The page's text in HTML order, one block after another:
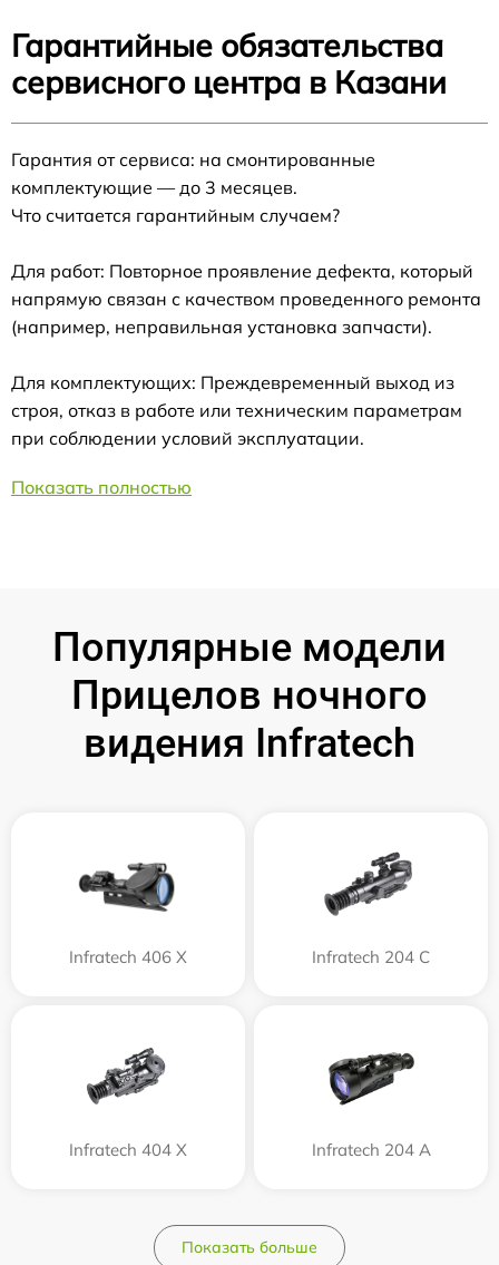
Гарантийные обязательства
сервисного центра в Казани
Гарантия от сервиса: на смонтированные
комплектующие — до 3 месяцев.
Что считается гарантийным случаем?
Для работ: Повторное проявление дефекта, который
напрямую связан с качеством проведенного ремонта
(например, неправильная установка запчасти).
Для комплектующих: Преждевременный выход из
строя, отказ в работе или техническим параметрам
при соблюдении условий эксплуатации.
Показать полностью
Популярные модели
Прицелов ночного
видения Infratech
Infratech 406 Х Infratech 204 С
Infratech 404 Х Infratech 204 А
Показать больше